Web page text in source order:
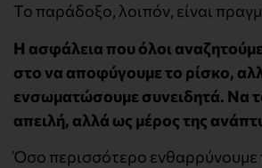
Το παράδοξο, λοιπόν, είναι
Η ασφάλεια που όλοι
στο να αποφύγουμε το ρίσκο,
ενσωματώσουμε συνειδητά. Να
απειλή, αλλά ως μέρος της
Όσο περισσότερο